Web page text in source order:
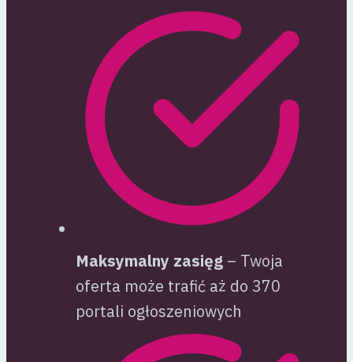
Maksymalny zasięg – Twoja
oferta może trafić aż do 370
portali ogłoszeniowych